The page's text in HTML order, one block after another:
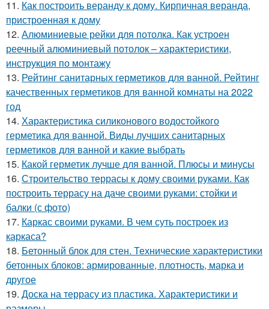
11. Как построить веранду к дому. Кирпичная веранда,
пристроенная к дому
12. Алюминиевые рейки для потолка. Как устроен
реечный алюминиевый потолок – характеристики,
инструкция по монтажу
13. Рейтинг санитарных герметиков для ванной. Рейтинг
качественных герметиков для ванной комнаты на 2022
год
14. Характеристика силиконового водостойкого
герметика для ванной. Виды лучших санитарных
герметиков для ванной и какие выбрать
15. Какой герметик лучше для ванной. Плюсы и минусы
16. Строительство террасы к дому своими руками. Как
построить террасу на даче своими руками: стойки и
балки (с фото)
17. Каркас своими руками. В чем суть построек из
каркаса?
18. Бетонный блок для стен. Технические характеристики
бетонных блоков: армированные, плотность, марка и
другое
19. Доска на террасу из пластика. Характеристики и